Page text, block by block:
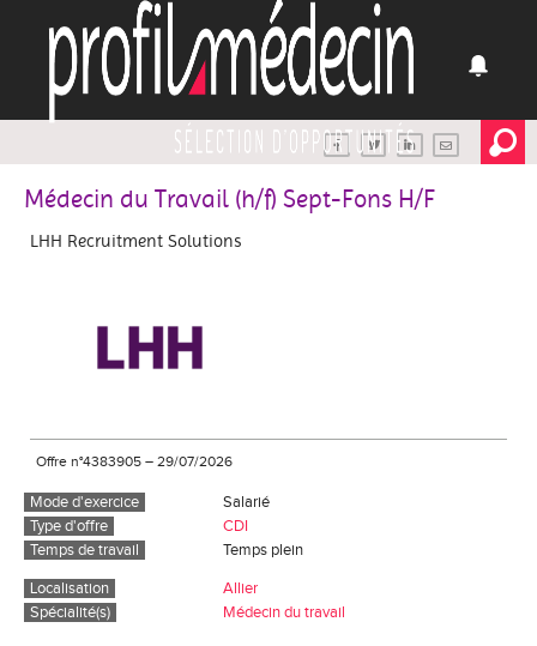
Médecin du Travail (h/f) Sept-Fons H/F
LHH Recruitment Solutions
Offre n°4383905 – 29/07/2026
Mode d'exercice
Salarié
Type d'offre
CDI
Temps de travail
Temps plein
Localisation
Allier
Spécialité(s)
Médecin du travail